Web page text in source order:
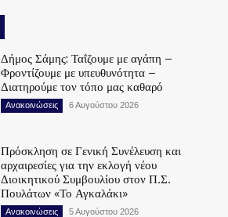
Δήμος Σάμης: Ταΐζουμε με αγάπη –
Φροντίζουμε με υπευθυνότητα –
Διατηρούμε τον τόπο μας καθαρό
Ανακοινώσεις 6 Αυγούστου 2026
Πρόσκληση σε Γενική Συνέλευση και
αρχαιρεσίες για την εκλογή νέου
Διοικητικού Συμβουλίου στον Π.Σ.
Πουλάτων «Το Αγκαλάκι»
Ανακοινώσεις 5 Αυγούστου 2026